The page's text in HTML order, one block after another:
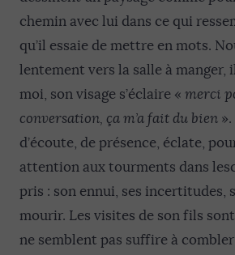
chemin avec lui dans ce qui
qu’il essaie de mettre en mots.
lentement vers la salle à manger,
moi, son visage s’éclaire « merci
conversation, ça m’a fait du bien
d’écoute, de présence, éclate,
attention aux tourments dans
pris : son ennui, ses incertitudes,
mourir. Les visites de son fils
ne semblent pas suffire à